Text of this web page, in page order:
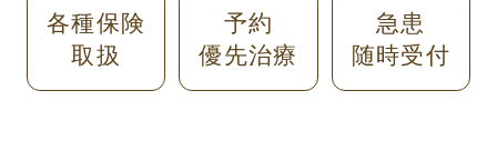
各種保険
取扱
予約
優先治療
急患
随時受付